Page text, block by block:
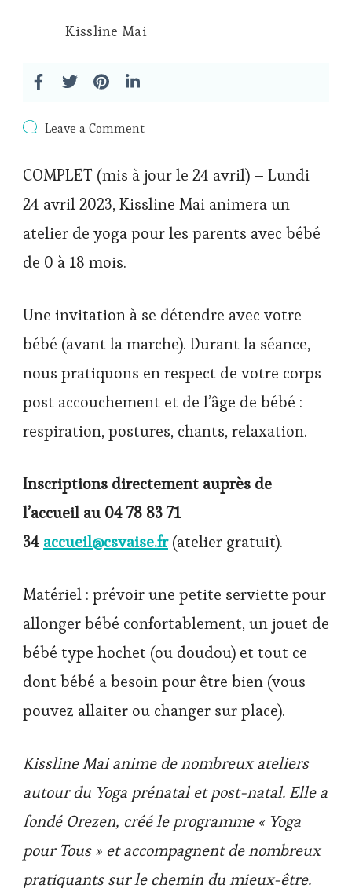
Kissline Mai
Leave a Commenton
les
bébés
COMPLET (mis à jour le 24 avril) – Lundi
24 avril 2023, Kissline Mai animera un
atelier de yoga pour les parents avec bébé
de 0 à 18 mois.
Une invitation à se détendre avec votre
bébé (avant la marche). Durant la séance,
nous pratiquons en respect de votre corps
post accouchement et de l’âge de bébé :
respiration, postures, chants, relaxation.
Inscriptions directement auprès de
l’accueil au04 78 83 71
34 accueil@csvaise.fr(atelier gratuit).
Matériel : prévoir une petite serviette pour
allonger bébé confortablement, un jouet de
bébé type hochet (ou doudou) et tout ce
dont bébé a besoin pour être bien (vous
pouvez allaiter ou changer sur place).
Kissline Mai anime de nombreux ateliers
autour du Yoga prénatal et post-natal. Elle a
fondé Orezen, créé le programme « Yoga
pour Tous » et accompagnent de nombreux
pratiquants sur le chemin du mieux-être.